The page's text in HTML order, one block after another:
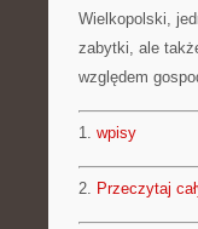
Wielkopolski,
zabytki, ale
względem
1. wpisy
2. Przeczytaj